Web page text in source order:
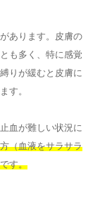
あります。皮膚の
も多く、特に感覚
りが緩むと皮膚に
す。
血が難しい状況に
（血液をサラサラ
す。